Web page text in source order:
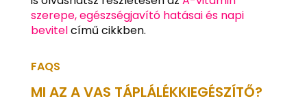
szerepe, egészségjavító hatásai és napi
bevitelcímű cikkben.
FAQS
MI AZ A VAS TÁPLÁLÉKKIEGÉSZÍTŐ?